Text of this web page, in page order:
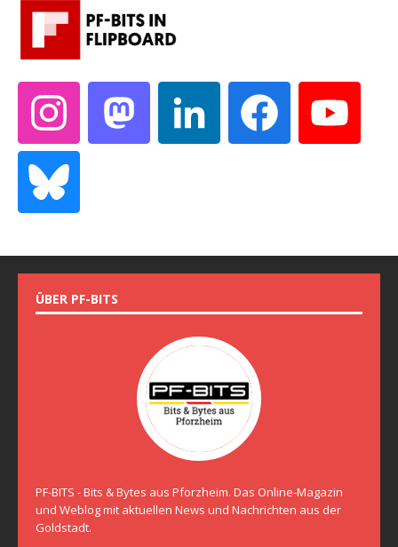
ÜBER PF-BITS
PF-BITS - Bits & Bytes aus Pforzheim. Das Online-Magazin
und Weblog mit aktuellen News und Nachrichten aus der
Goldstadt.